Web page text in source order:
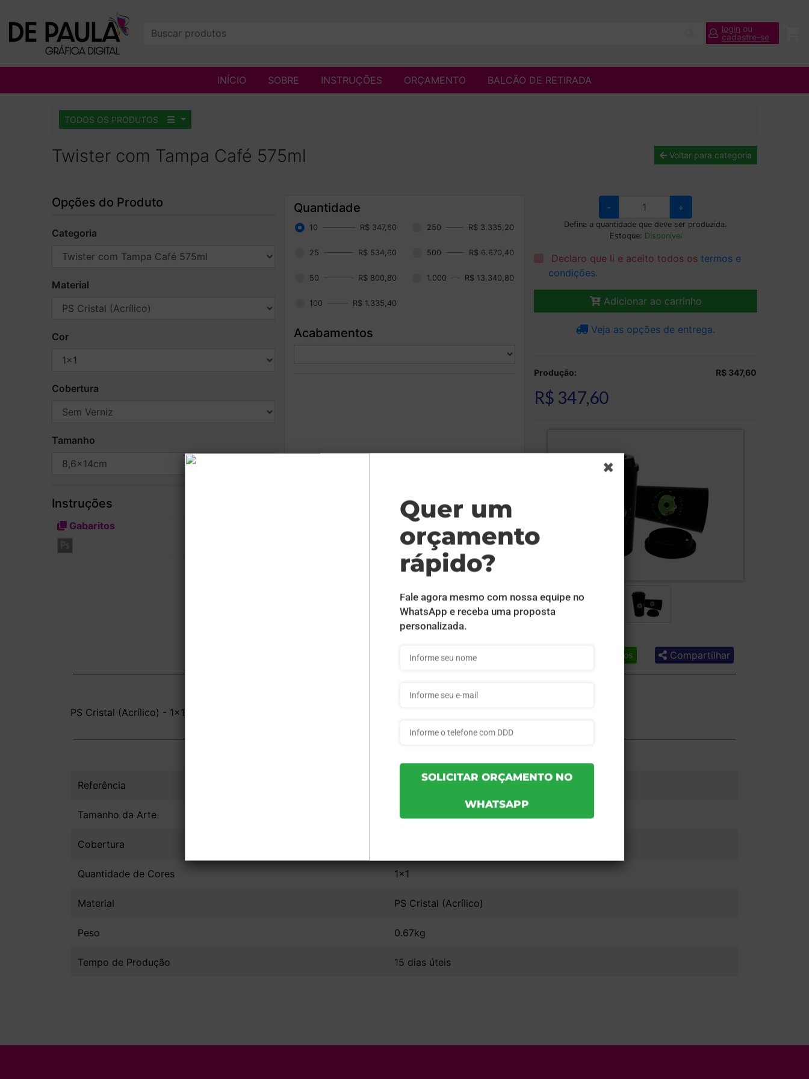
login ou
cadastre-se
INÍCIO SOBRE INSTRUÇÕES ORÇAMENTO BALCÃO DE RETIRADA
TODOS OS PRODUTOS
Twister com Tampa Café 575ml Voltar para categoria
Opções do Produto
Categoria
Material
Cor
Cobertura
Tamanho
Instruções
Gabaritos
Quantidade
10 R$ 347,60 250 R$ 3.335,20
25 R$ 534,60 500 R$ 6.670,40
50 R$ 800,80 1.000 R$ 13.340,80
100 R$ 1.335,40
Acabamentos
- +
Defina a quantidade que deve ser produzida.
Estoque: Disponível
Declaro que li e aceito todos ostermos e
condições.
Adicionar ao carrinho
Veja as opções de entrega.
Produção: R$ 347,60
R$ 347,60
Lista de desejos Compartilhar
PS Cristal (Acrílico) - 1x1 - 8,6x14cm - Sem Verniz - 10 unid
INFORMAÇÕES DO PRODUTO
Referência 36a7fe51596e32 - 10un
Tamanho da Arte 8,6x14cm
Cobertura
Quantidade de Cores 1x1
Material PS Cristal (Acrílico)
Peso 0.67kg
Tempo de Produção 15 dias úteis